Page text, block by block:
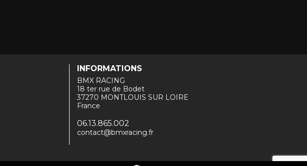
INFORMATIONS
BMX RACING
18 ter rue de Bodet
37270 MONTLOUIS SUR LOIRE
France
06.13.865.002
contact@bmxracing.fr